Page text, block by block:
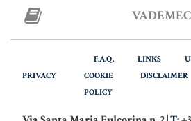
DETRAZIONI 36-41-50 %
TARSU
F.A.Q. LINKS
PRIVACY
COOKIE
POLICY
DISCLAIMER